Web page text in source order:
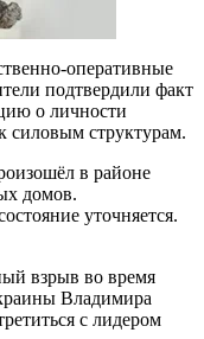
оперативные
подтвердили факт
о личности
силовым структурам.
в районе
домов.
уточняется.
взрыв во время
Владимира
с лидером